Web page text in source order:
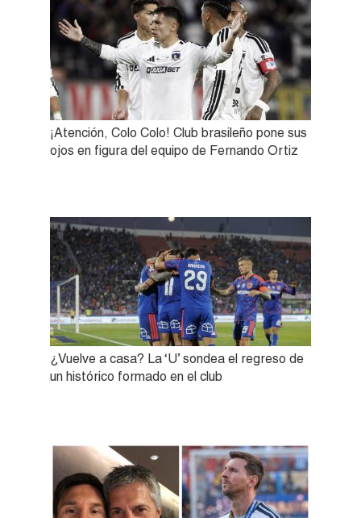
¡Atención, Colo Colo! Club brasileño pone sus
ojos en figura del equipo de Fernando Ortiz
¿Vuelve a casa? La ‘U’ sondea el regreso de
un histórico formado en el club